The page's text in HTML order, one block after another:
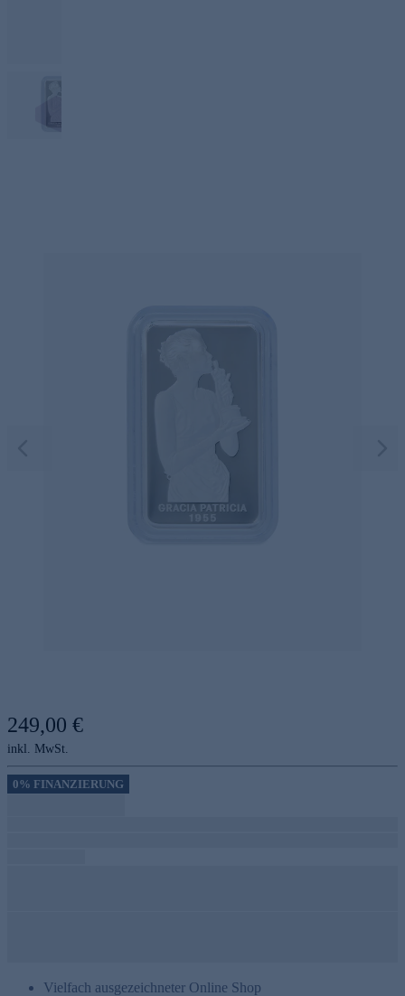
249,00 €
inkl. MwSt.
0% FINANZIERUNG
Vielfach ausgezeichneter Online Shop